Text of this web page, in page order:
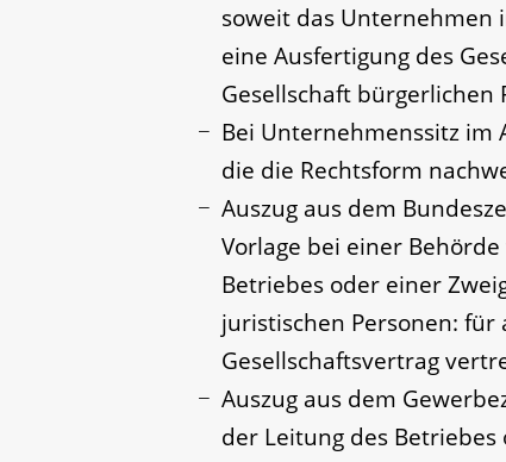
soweit das Unternehmen
eine Ausfertigung des
Gesellschaft bürgerlichen
Bei Unternehmenssitz im
die die Rechtsform
Auszug aus dem
Vorlage bei einer
Betriebes oder einer
juristischen Personen: für
Gesellschaftsvertrag
Auszug aus dem
der Leitung des